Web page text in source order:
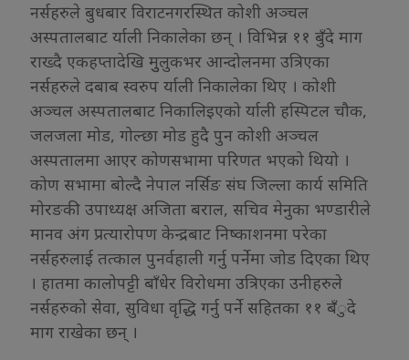
नर्सहरुले बुधबार विराटनगरस्थित कोशी अञ्चल
अस्पतालबाट र्याली निकालेका छन् । विभिन्न ११ बुँदे माग
राख्दै एकहप्तादेखि मुुलुकभर आन्दोलनमा उत्रिएका
नर्सहरुले दबाब स्वरुप र्याली निकालेका थिए । कोशी
अञ्चल अस्पतालबाट निकालिइएको र्याली हस्पिटल चौक,
जलजला मोड, गोल्छा मोड हुदै पुन कोशी अञ्चल
अस्पतालमा आएर कोणसभामा परिणत भएको थियो ।
कोण सभामा बोल्दै नेपाल नर्सिङ संघ जिल्ला कार्य समिति
मोरङकी उपाध्यक्ष अजिता बराल, सचिव मेनुका भण्डारीले
मानव अंग प्रत्यारोपण केन्द्रबाट निष्काशनमा परेका
नर्सहरुलाई तत्काल पुनर्वहाली गर्नु पर्नेमा जोड दिएका थिए
। हातमा कालोपट्टी बाँधेर विरोधमा उत्रिएका उनीहरुले
नर्सहरुको सेवा, सुविधा वृद्धि गर्नु पर्ने सहितका ११ बँुदे
माग राखेका छन् ।